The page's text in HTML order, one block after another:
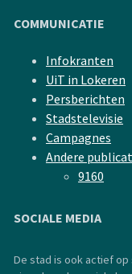
COMMUNICATIE
Infokranten
UiT in Lokeren
Persberichten
Stadstelevisie
Campagnes
Andere
9160
SOCIALE MEDIA
De stad is ook actief